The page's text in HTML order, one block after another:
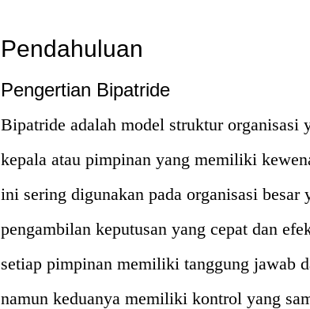
Pendahuluan
Pengertian Bipatride
Bipatride adalah model struktur organisasi
kepala atau pimpinan yang memiliki
ini sering digunakan pada organisasi besar
pengambilan keputusan yang cepat dan
setiap pimpinan memiliki tanggung jawab
namun keduanya memiliki kontrol yang